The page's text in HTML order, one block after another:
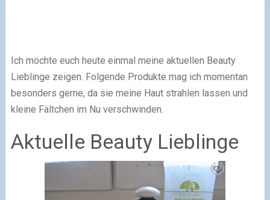
Ich möchte euch heute einmal meine aktuellen Beauty
Lieblinge zeigen. Folgende Produkte mag ich momentan
besonders gerne, da sie meine Haut strahlen lassen und
kleine Fältchen im Nu verschwinden.
Aktuelle Beauty Lieblinge